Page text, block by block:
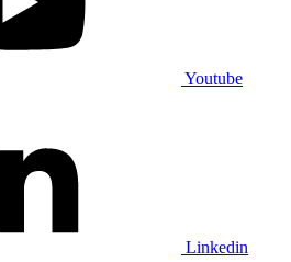
Youtube
Linkedin